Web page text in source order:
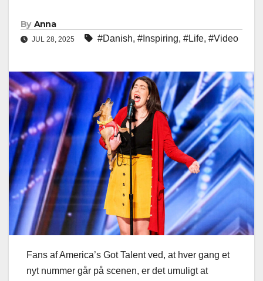
By Anna
JUL 28, 2025 #Danish, #Inspiring, #Life, #Video
Fans af America’s Got Talent ved, at hver gang et
nyt nummer går på scenen, er det umuligt at